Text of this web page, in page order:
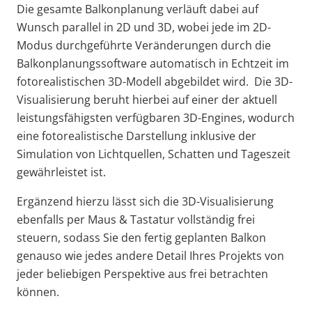
Die gesamte Balkonplanung verläuft dabei auf
Wunsch parallel in 2D und 3D, wobei jede im 2D-
Modus durchgeführte Veränderungen durch die
Balkonplanungssoftware automatisch in Echtzeit im
fotorealistischen 3D-Modell abgebildet wird. Die 3D-
Visualisierung beruht hierbei auf einer der aktuell
leistungsfähigsten verfügbaren 3D-Engines, wodurch
eine fotorealistische Darstellung inklusive der
Simulation von Lichtquellen, Schatten und Tageszeit
gewährleistet ist.
Ergänzend hierzu lässt sich die 3D-Visualisierung
ebenfalls per Maus & Tastatur vollständig frei
steuern, sodass Sie den fertig geplanten Balkon
genauso wie jedes andere Detail Ihres Projekts von
jeder beliebigen Perspektive aus frei betrachten
können.